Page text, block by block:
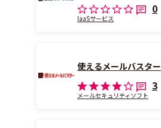
0
IaaSサービス
使えるメールバスター
3
メールセキュリティソフト